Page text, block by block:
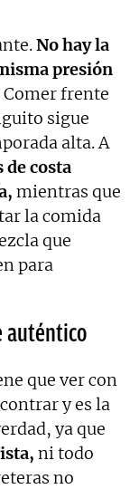
No hay la
presión
frente
sigue
alta. A
costa
mientras que
la comida
que
para
auténtico
que ver con
y es la
ya que
ni todo
no